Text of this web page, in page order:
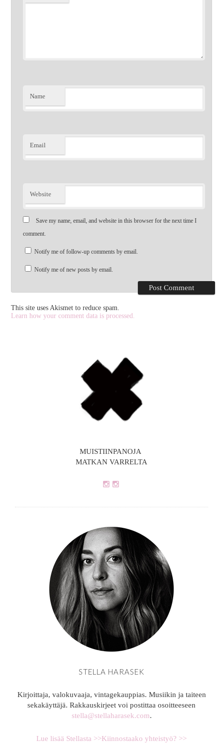
Name
Email
Website
Save my name, email, and website in this browser for the next time I
comment.
Notify me of follow-up comments by email.
Notify me of new posts by email.
This site uses Akismet to reduce spam.
Learn how your comment data is processed.
MUISTIINPANOJA
MATKAN VARRELTA
STELLA HARASEK
Kirjoittaja, valokuvaaja, vintagekauppias. Musiikin ja taiteen
sekakäyttäjä. Rakkauskirjeet voi postittaa osoitteeseen
stella@stellaharasek.com.
Lue lisää Stellasta >>Kiinnostaako yhteistyö? >>